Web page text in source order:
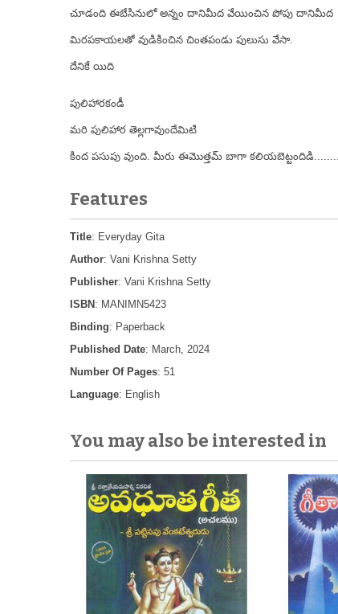
చూడంది ఈబేసినులో అన్నం దానిమీద వేయించిన పోపు దానిమీద
మిరపకాయలతో వుడికించిన చింతపండు పులుసు వేసా.
దేనికే యిది
పులిహారకండీ
మరి పులిహార తెల్లగావుందేమిటి
కింద పసుపు వుంది. మీరు ఈమొత్తమ్ బాగా
Features
Title: Everyday Gita
Author: Vani Krishna Setty
Publisher: Vani Krishna Setty
ISBN : MANIMN5423
Binding: Paperback
Published Date: March, 2024
Number Of Pages: 51
Language: English
You may also be interested in